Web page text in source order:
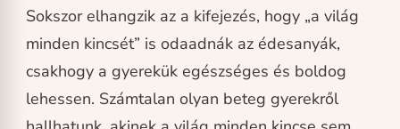
Sokszor elhangzik az a kifejezés, hogy „a világ
minden kincsét” is odaadnák az édesanyák,
csakhogy a gyerekük egészséges és boldog
lehessen. Számtalan olyan beteg gyerekről